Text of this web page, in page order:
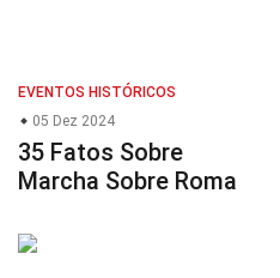
EVENTOS HISTÓRICOS
05 Dez 2024
35 Fatos Sobre
Marcha Sobre Roma